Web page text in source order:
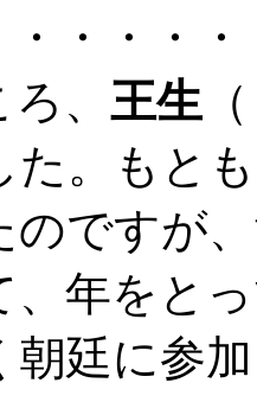
・・・・
、 王生
た。もと
のですが
、年をと
朝廷に参